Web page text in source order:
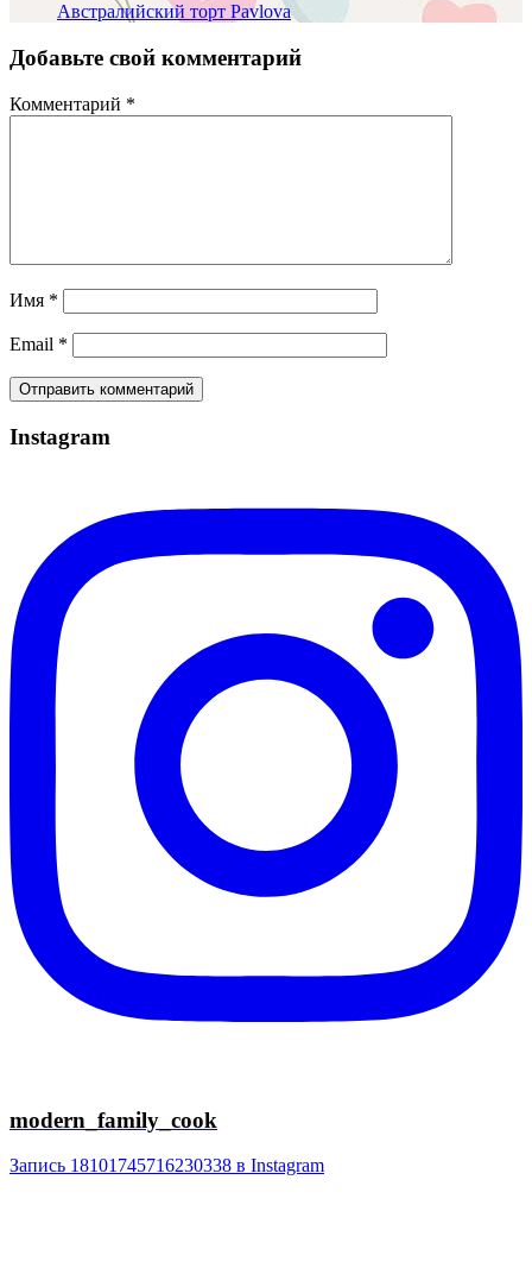
Австралийский торт Pavlova
Добавьте свой комментарий
Комментарий *
Имя *
Email *
Instagram
modern_family_cook
Запись 18101745716230338 в Instagram